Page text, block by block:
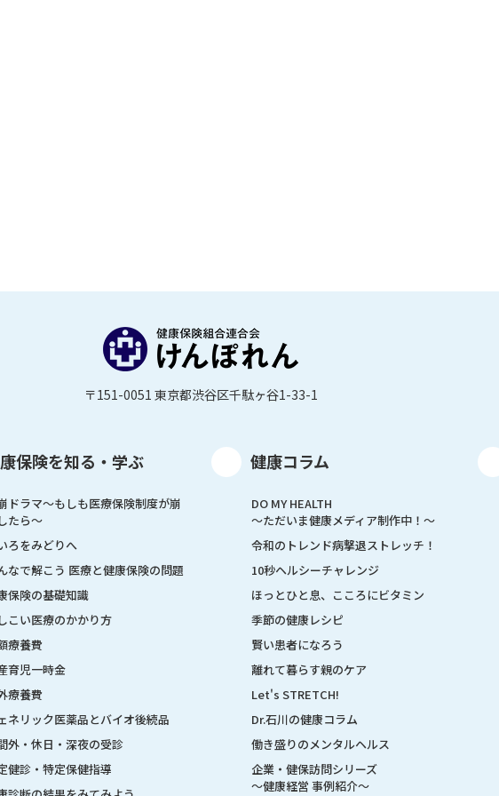
〒151-0051 東京都渋谷区千駄ヶ谷1-33-1
保険を知る・学ぶ
ドラマ〜もしも医療保険制度が崩
たら〜
ろをみどりへ
なで解こう 医療と健康保険の問題
保険の基礎知識
こい医療のかかり方
療養費
育児一時金
療養費
ネリック医薬品とバイオ後続品
外・休日・深夜の受診
健診・特定保健指導
健康コラム
DO MY HEALTH
～ただいま健康メディア制作中！～
令和のトレンド病撃退ストレッチ！
10秒ヘルシーチャレンジ
ほっとひと息、こころにビタミン
季節の健康レシピ
賢い患者になろう
離れて暮らす親のケア
Let's STRETCH!
Dr.石川の健康コラム
働き盛りのメンタルヘルス
企業・健保訪問シリーズ
～健康経営 事例紹介～